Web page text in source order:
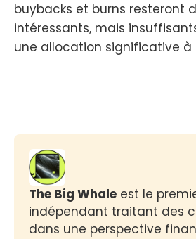
buybacks et burns resteront
intéressants, mais
une allocation significative à
The Big Whale est le
indépendant traitant des
dans une perspective